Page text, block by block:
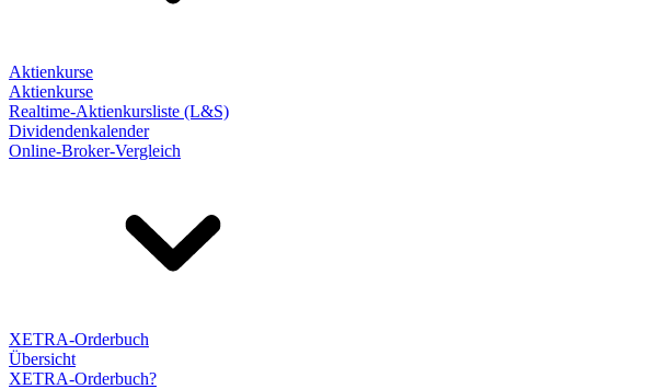
Aktienkurse
Aktienkurse
Realtime-Aktienkursliste (L&S)
Dividendenkalender
Online-Broker-Vergleich
XETRA-Orderbuch
Übersicht
XETRA-Orderbuch?